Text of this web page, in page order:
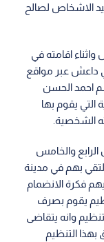
الاشخاص لصالح
اقامته في
داعش عبر مواقع
احمد الحسن
التي يقوم بها
الشخصية.
والخامس
بهم في مدينة
فكرة الانضمام
يقوم بصرف
وانه يتقاضى
بهذا التنظيم